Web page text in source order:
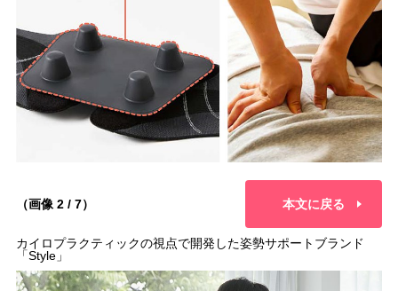
（画像 2 / 7） 本文に戻る
カイロプラクティックの視点で開発した姿勢サポートブランド
「Style」